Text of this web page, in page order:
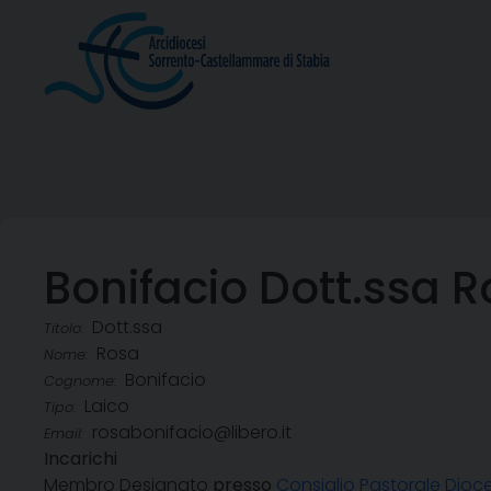
Bonifacio Dott.ssa
Titolo: Dott.ssa
Nome: Rosa
Cognome: Bonifacio
Tipo: Laico
Email:
rosabonifacio@libero.it
Incarichi
Membro Designato presso Consiglio Pastorale